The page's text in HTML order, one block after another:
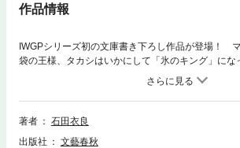
作品情報
IWGPシリーズ初の文庫書き下ろし作品が登場！
袋の王様、タカシはいかにして「氷のキング」にな
忘れられない夏の一日があるよな——。高校時代の
りの兄、タケルがいた。スナイパーのような鋭く正
は、みなからボスと慕われ、戦国状態の池袋をまと
な兄を悲劇が襲う。タカシが兄の仇を討ち、氷のキ
著者
石田衣良
出版社
文藝春秋